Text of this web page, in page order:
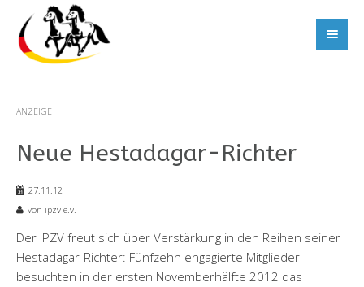
ANZEIGE
Neue Hestadagar-Richter
27.11.12
von ipzv e.v.
Der IPZV freut sich über Verstärkung in den Reihen seiner
Hestadagar-Richter: Fünfzehn engagierte Mitglieder
besuchten in der ersten Novemberhälfte 2012 das